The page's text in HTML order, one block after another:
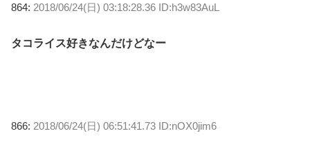
864: 2018/06/24(日) 03:18:28.36 ID:h3w83AuL
タコライス好きなんだけどなー
866: 2018/06/24(日) 06:51:41.73 ID:nOX0jim6